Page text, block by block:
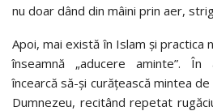
nu doar dând din mâini prin aer,
Apoi, mai există în Islam și practica
înseamnă „aducere aminte”. În
încearcă să-și curățească mintea
Dumnezeu, recitând repetat